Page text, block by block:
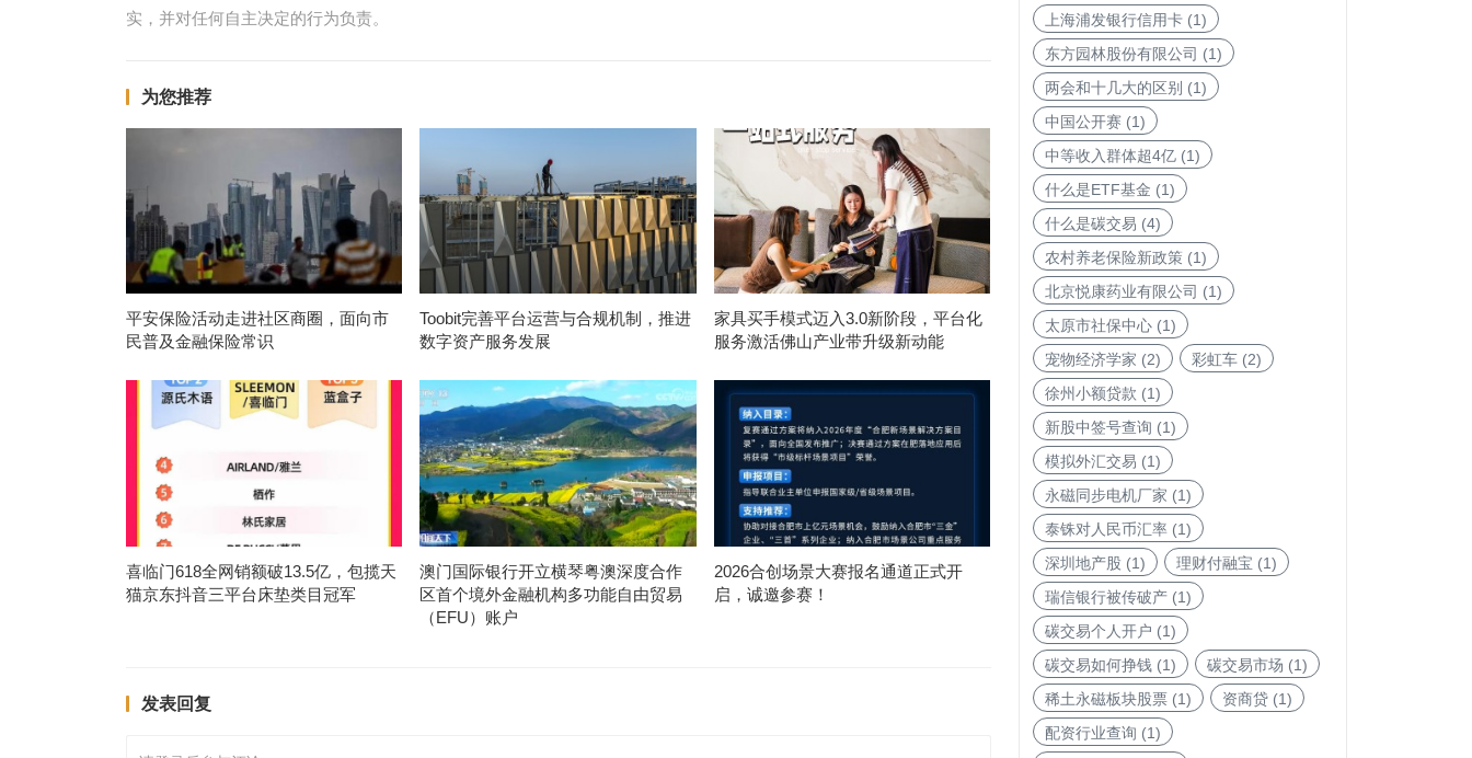
实，并对任何自主决定的行为负责。
为您推荐
平安保险活动走进社区商圈，面向市
民普及金融保险常识
Toobit完善平台运营与合规机制，推进
数字资产服务发展
家具买手模式迈入3.0新阶段，平台化
服务激活佛山产业带升级新动能
喜临门618全网销额破13.5亿，包揽天
猫京东抖音三平台床垫类目冠军
澳门国际银行开立横琴粤澳深度合作
区首个境外金融机构多功能自由贸易
（EFU）账户
2026合创场景大赛报名通道正式开
启，诚邀参赛！
发表回复
上海浦发银行信用卡(1)
东方园林股份有限公司 (1)
两会和十几大的区别 (1)
中国公开赛(1)
中等收入群体超4亿(1)
什么是ETF基金 (1)
什么是碳交易 (4)
农村养老保险新政策(1)
北京悦康药业有限公司 (1)
太原市社保中心(1)
宠物经济学家 (2) 彩虹车(2)
徐州小额贷款 (1)
新股中签号查询 (1)
模拟外汇交易 (1)
永磁同步电机厂家 (1)
泰铢对人民币汇率(1)
深圳地产股 (1) 理财付融宝 (1)
瑞信银行被传破产(1)
碳交易个人开户 (1)
碳交易如何挣钱(1) 碳交易市场 (1)
稀土永磁板块股票(1) 资商贷(1)
配资行业查询 (1)